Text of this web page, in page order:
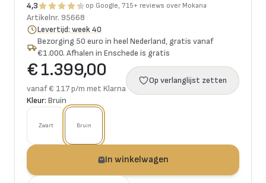
4,3 op Google, 715+ reviews over Mokana
Artikelnr. 95668
Levertijd: week 40
Bezorging 50 euro in heel Nederland, gratis vanaf
€1.000. Afhalen in Enschede is gratis
€ 1.399,00
vanaf € 117 p/m met Klarna
Op verlanglijst zetten
Kleur: Bruin
Zwart Bruin
In winkelwagen